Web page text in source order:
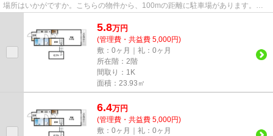
場所はいかがですか。こちらの物件から、100mの距離に駐車場があります。快
5.8万円
(管理費・共益費 5,000円)
敷：0ヶ月｜礼：0ヶ月
所在階：2階
間取り：1K
面積：23.93㎡
6.4万円
(管理費・共益費 5,000円)
敷：0ヶ月｜礼：0ヶ月